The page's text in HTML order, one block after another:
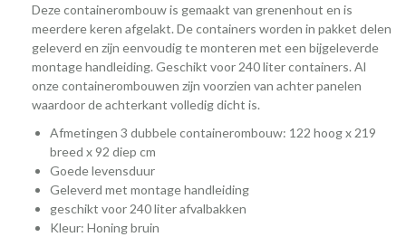
Deze containerombouw is gemaakt van grenenhout en is
meerdere keren afgelakt. De containers worden in pakket delen
geleverd en zijn eenvoudig te monteren met een bijgeleverde
montage handleiding. Geschikt voor 240 liter containers. Al
onze containerombouwen zijn voorzien van achter panelen
waardoor de achterkant volledig dicht is.
Afmetingen 3 dubbele containerombouw: 122 hoog x 219
breed x 92 diep cm
Goede levensduur
Geleverd met montage handleiding
geschikt voor 240 liter afvalbakken
Kleur: Honing bruin